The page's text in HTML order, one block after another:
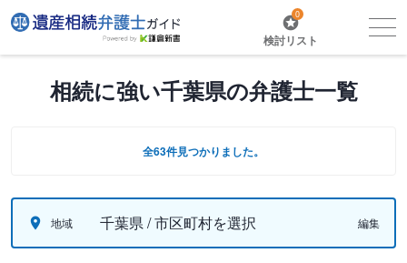
0
検討リスト
相続に強い千葉県の弁護士一覧
全63件見つかりました。
地域 千葉県 / 市区町村を選択 編集